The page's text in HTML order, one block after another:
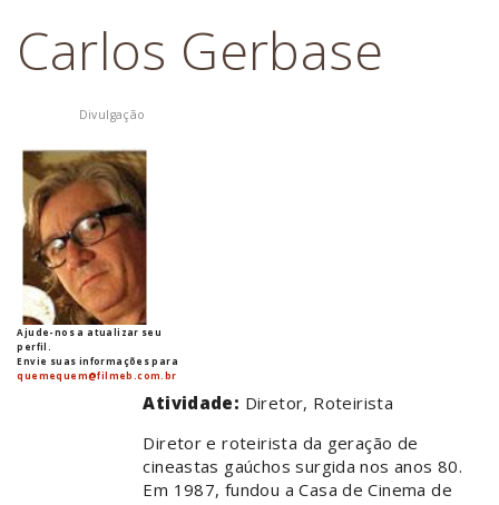
Carlos Gerbase
Divulgação
Ajude-nos a atualizar seu
perfil.
Envie suas informações para
quemequem@filmeb.com.br
Atividade: Diretor, Roteirista
Diretor e roteirista da geração de
cineastas gaúchos surgida nos anos 80.
Em 1987, fundou a Casa de Cinema de